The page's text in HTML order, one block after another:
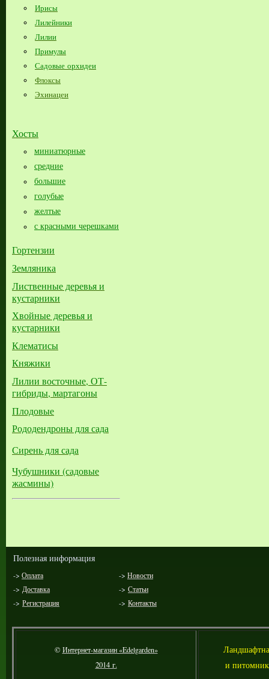
Ирисы
Лилейники
Лилии
Примулы
Садовые орхидеи
Флоксы
Эхинацеи
Хосты
миниатюрные
средние
большие​
голубые
желтые
с красными черешками
Гортензии
Земляника
Лиственные деревья и
кустарники
Хвойные деревья и
кустарники
Клематисы
Княжики
Лилии восточные, ОТ-
гибриды, мартагоны
Плодовые
Рододендроны для сада
Сирень для сада
Чубушники (садовые
жасмины)
Полезная информация
-> Оплата -> Новости
-> Доставка -> Статьи
-> Регистрация -> Контакты
©Интернет-магазин «Edelgarden»
2014 г.
Л
и питомник